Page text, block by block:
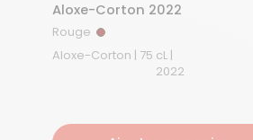
Aloxe-Corton 2022
Rouge Rouge
Aloxe-Corton | 75 cL |
2022